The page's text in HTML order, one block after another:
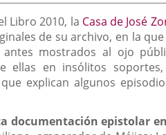
la
noticia
Libro 2010, la Casa de José
de su archivo, en la
mostrados al ojo
en insólitos soportes,
explican algunos
documentación epistolar